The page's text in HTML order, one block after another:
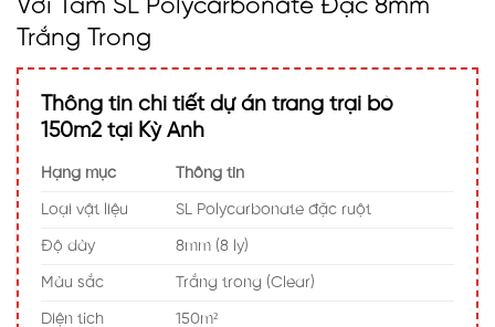
Với Tấm SL Polycarbonate Đặc 8mm
Trắng Trong
Thông tin chi tiết dự án trang trại bò
150m2 tại Kỳ Anh
Hạng mục Thông tin
Loại vật liệu SL Polycarbonate đặc ruột
Độ dày 8mm (8 ly)
Màu sắc Trắng trong (Clear)
Diện tích 150m²